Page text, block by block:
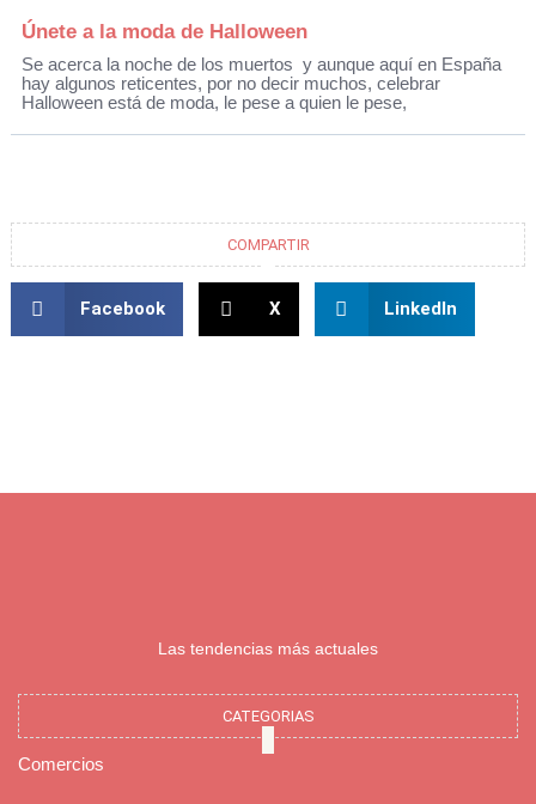
Únete a la moda de Halloween
Se acerca la noche de los muertos y aunque aquí en España
hay algunos reticentes, por no decir muchos, celebrar
Halloween está de moda, le pese a quien le pese,
COMPARTIR
Facebook X LinkedIn
Las tendencias más actuales
CATEGORIAS
Comercios